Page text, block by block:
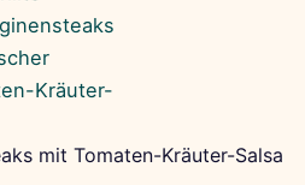
mit Tomaten-Kräuter-Salsa